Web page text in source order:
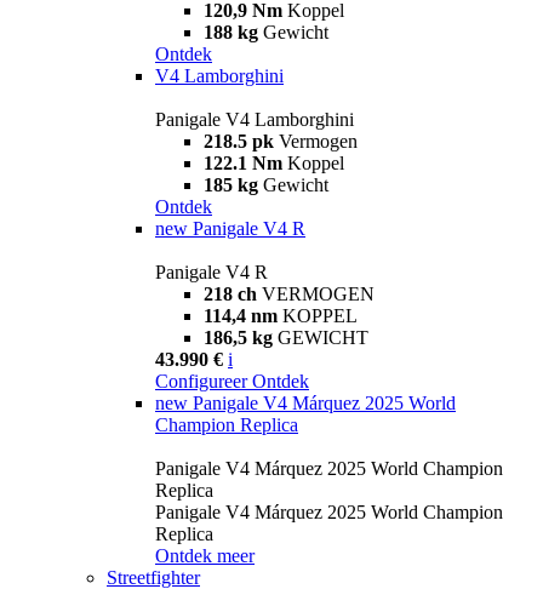
120,9 Nm Koppel
188 kg Gewicht
Ontdek
V4 Lamborghini
Panigale V4 Lamborghini
218.5 pk Vermogen
122.1 Nm Koppel
185 kg Gewicht
Ontdek
new Panigale V4 R
Panigale V4 R
218 ch VERMOGEN
114,4 nm KOPPEL
186,5 kg GEWICHT
43.990 € i
Configureer Ontdek
new Panigale V4 Márquez 2025 World
Champion Replica
Panigale V4 Márquez 2025 World Champion
Replica
Panigale V4 Márquez 2025 World Champion
Replica
Ontdek meer
Streetfighter